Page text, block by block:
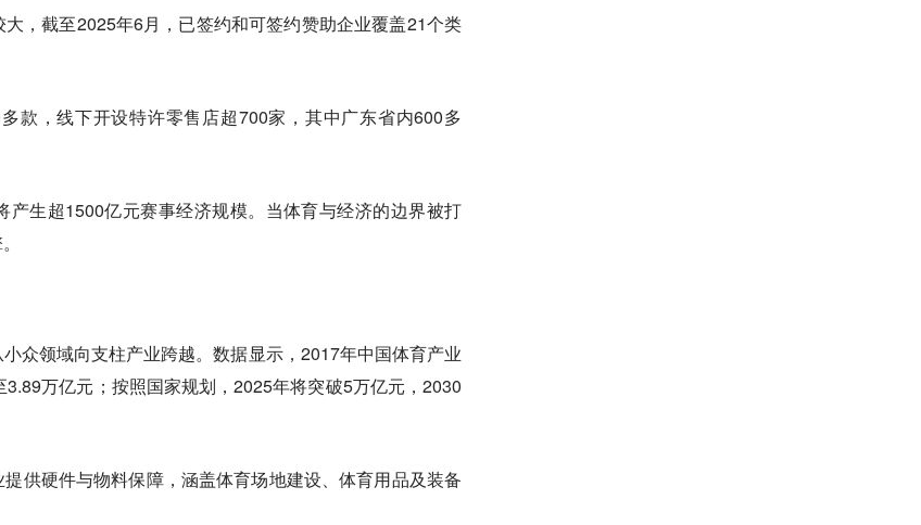
，截至2025年6月，已签约和可签约赞助企业覆盖21个类
款，线下开设特许零售店超700家，其中广东省内600多
生超1500亿元赛事经济规模。当体育与经济的边界被打
众领域向支柱产业跨越。数据显示，2017年中国体育产业
万亿元；按照国家规划，2025年将突破5万亿元，2030
供硬件与物料保障，涵盖体育场地建设、体育用品及装备